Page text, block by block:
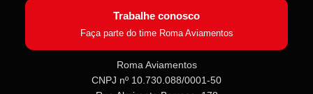
Trabalhe conosco
Faça parte do time Roma Aviamentos
Roma Aviamentos
CNPJ nº 10.730.088/0001-50